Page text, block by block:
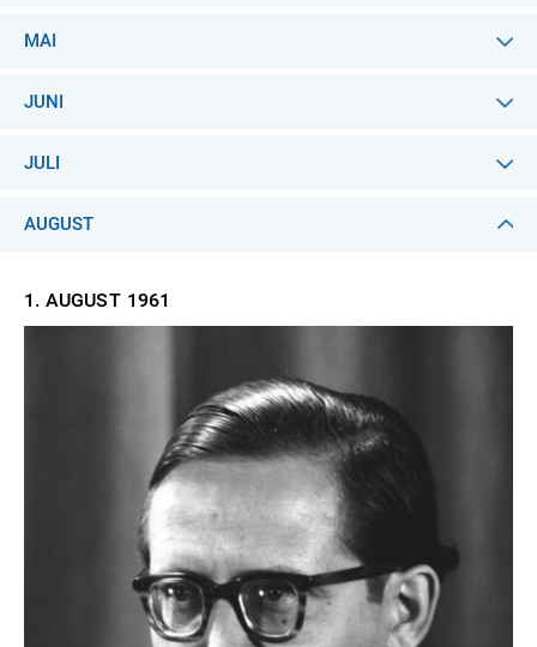
MAI
JUNI
JULI
AUGUST
1. AUGUST 1961